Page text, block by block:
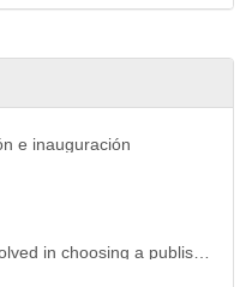
e inauguración